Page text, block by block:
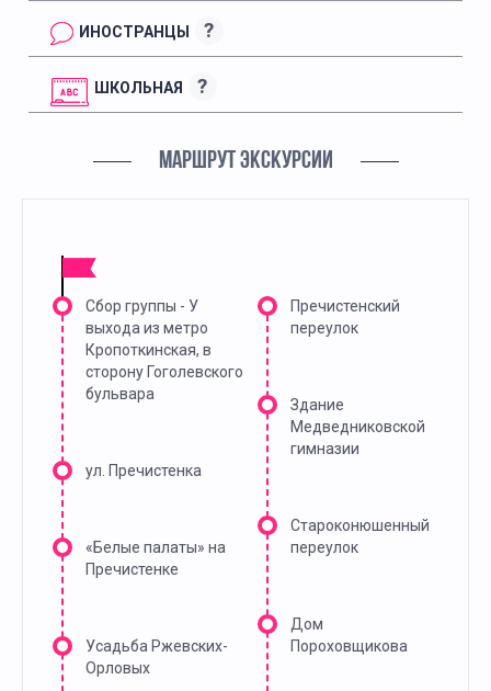
ИНОСТРАНЦЫ ?
ШКОЛЬНАЯ ?
МАРШРУТ ЭКСКУРСИИ
Сбор группы - У
выхода из метро
Кропоткинская, в
сторону Гоголевского
бульвара
ул. Пречистенка
«Белые палаты» на
Пречистенке
Усадьба Ржевских-
Орловых
Пречистенский
переулок
Здание
Медведниковской
гимназии
Староконюшенный
переулок
Дом
Пороховщикова